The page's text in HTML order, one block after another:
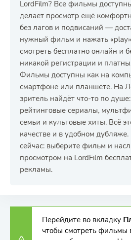
LordFilm? Все фильмы
делает просмотр ещё
без лагов и подвисаний —
нужный фильм и нажать
смотреть бесплатно онлайн и
никакой регистрации и
Фильмы доступны как на
смартфоне или планшете. На
зритель найдёт что-то по
рейтинговые сериалы,
семьи и культовые хиты. Всё
качестве и в удобном
сейчас: выберите фильм и
просмотром на LordFilm
рекламы.
Перейдите во вкладку
чтобы смотреть фильмы